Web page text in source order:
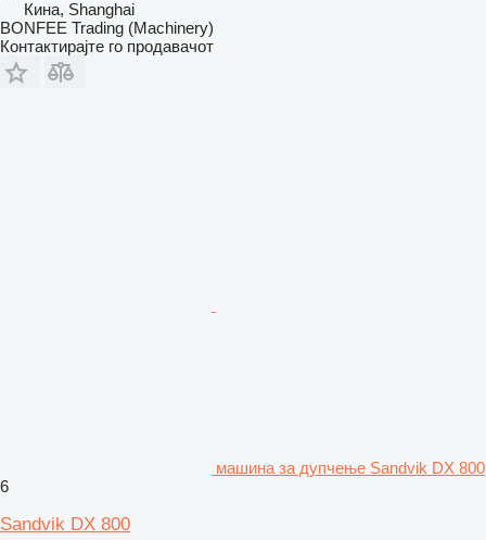
Кина, Shanghai
BONFEE Trading (Machinery)
Контактирајте го продавачот
машина за дупчење Sandvik DX 800
6
Sandvik DX 800